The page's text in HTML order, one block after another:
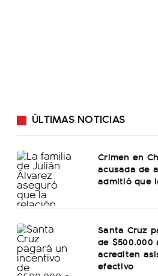
ÚLTIMAS NOTICIAS
Crimen en
acusada de
admitió que
Santa Cruz
de $500.000
acrediten
efectivo